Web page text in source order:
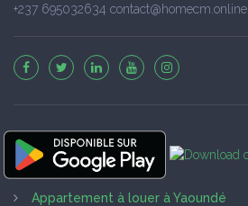
+237 695032634 contact@homecm.online
Appartement à louer à Yaoundé